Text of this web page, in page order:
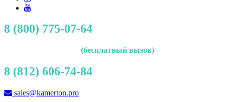
8 (800) 775-07-64
(бесплатный вызов)
8 (812) 606-74-84
sales@kamerton.pro